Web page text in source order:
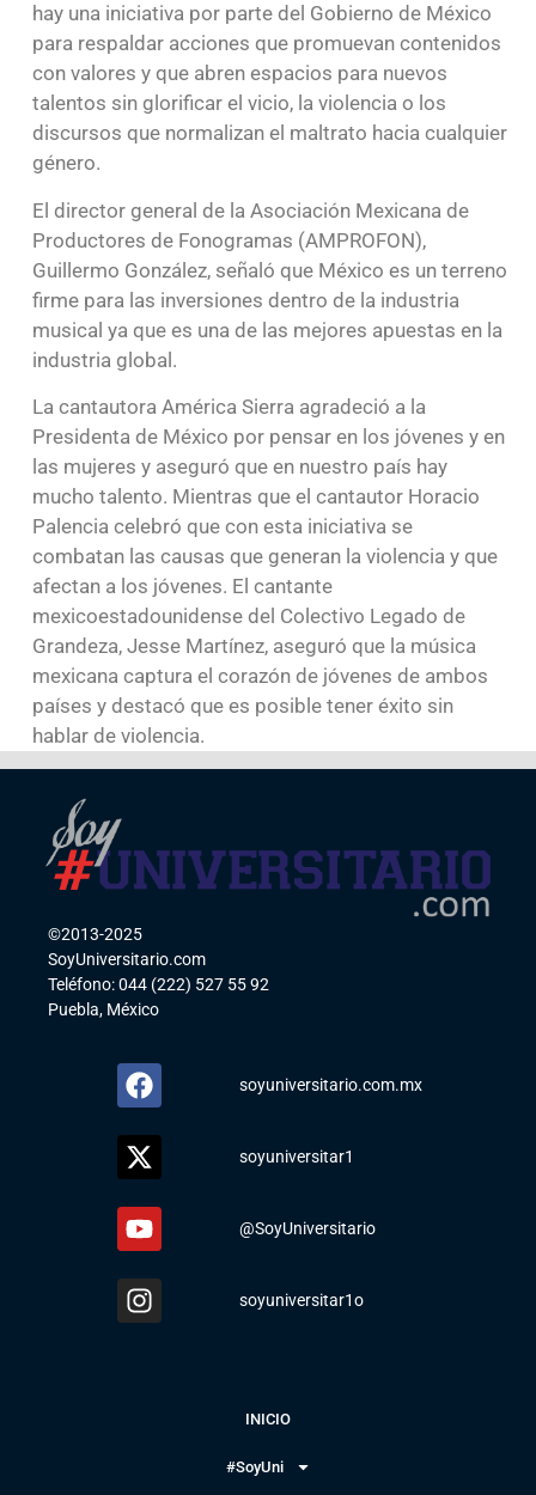
hay una iniciativa por parte del Gobierno de México
para respaldar acciones que promuevan contenidos
con valores y que abren espacios para nuevos
talentos sin glorificar el vicio, la violencia o los
discursos que normalizan el maltrato hacia cualquier
género.
El director general de la Asociación Mexicana de
Productores de Fonogramas (AMPROFON),
Guillermo González, señaló que México es un terreno
firme para las inversiones dentro de la industria
musical ya que es una de las mejores apuestas en la
industria global.
La cantautora América Sierra agradeció a la
Presidenta de México por pensar en los jóvenes y en
las mujeres y aseguró que en nuestro país hay
mucho talento. Mientras que el cantautor Horacio
Palencia celebró que con esta iniciativa se
combatan las causas que generan la violencia y que
afectan a los jóvenes. El cantante
mexicoestadounidense del Colectivo Legado de
Grandeza, Jesse Martínez, aseguró que la música
mexicana captura el corazón de jóvenes de ambos
países y destacó que es posible tener éxito sin
hablar de violencia.
©2013-2025
SoyUniversitario.com
Teléfono: 044 (222) 527 55 92
Puebla, México
soyuniversitario.com.mx
soyuniversitar1
@SoyUniversitario
soyuniversitar1o
INICIO
#SoyUni